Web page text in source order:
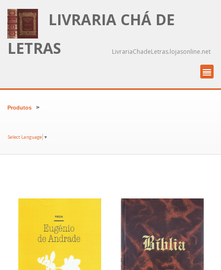
LIVRARIA CHÁ DE
LETRAS
LivrariaChadeLetras.lojasonline.net
Produtos >
Select Language ▼